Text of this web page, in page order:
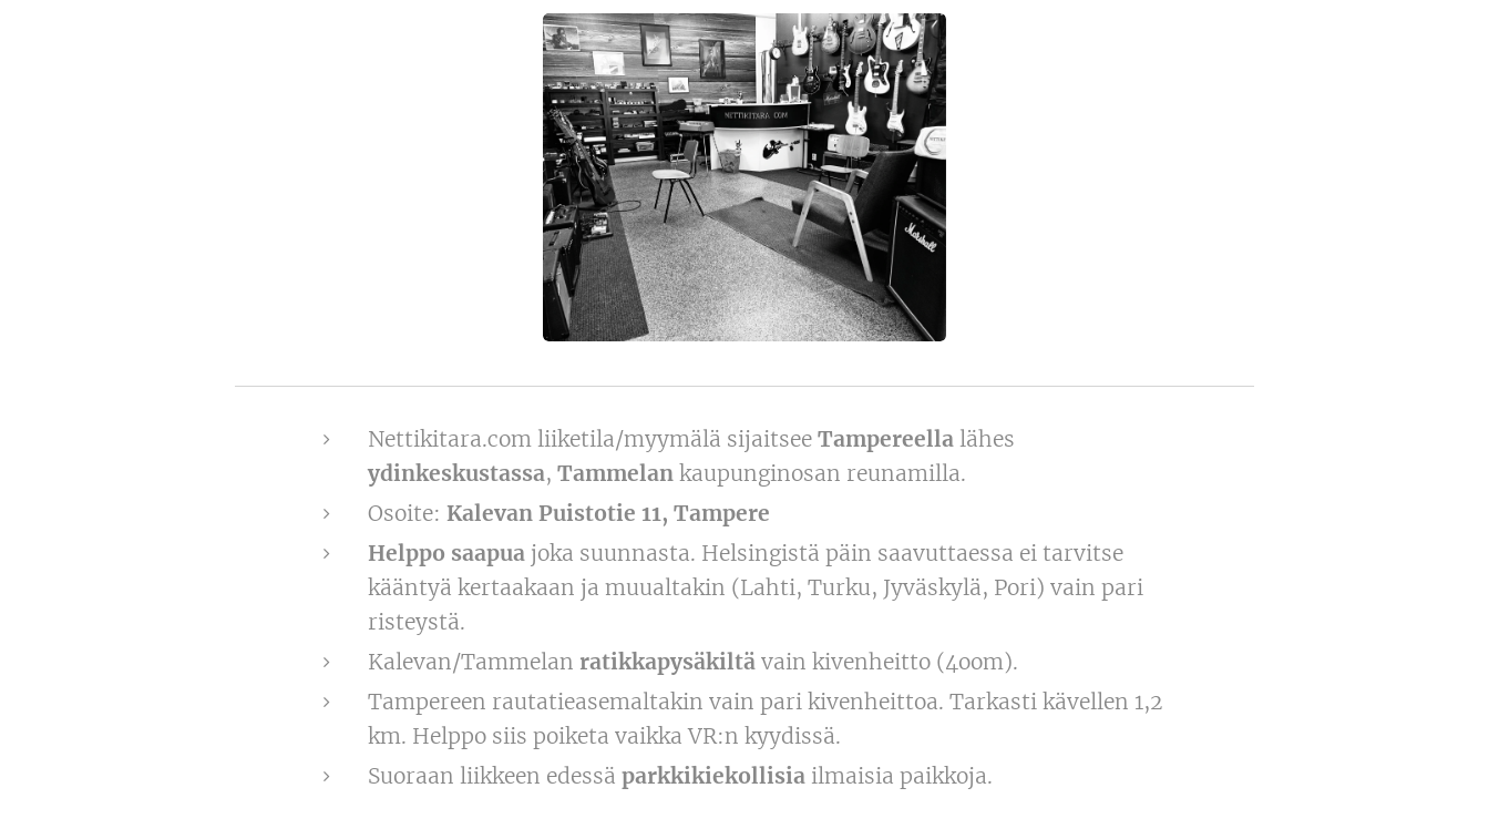
Nettikitara.com liiketila/myymälä sijaitsee Tampereella lähes
ydinkeskustassa, Tammelan kaupunginosan reunamilla.
Osoite: Kalevan Puistotie 11, Tampere
Helppo saapua joka suunnasta. Helsingistä päin saavuttaessa ei tarvitse
kääntyä kertaakaan ja muualtakin (Lahti, Turku, Jyväskylä, Pori) vain pari
risteystä.
Kalevan/Tammelan ratikkapysäkiltä vain kivenheitto (4oom).
Tampereen rautatieasemaltakin vain pari kivenheittoa. Tarkasti kävellen 1,2
km. Helppo siis poiketa vaikka VR:n kyydissä.
Suoraan liikkeen edessä parkkikiekollisia ilmaisia paikkoja.